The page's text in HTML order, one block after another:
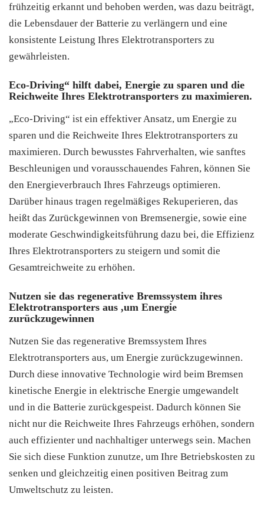
frühzeitig erkannt und behoben werden, was dazu beiträgt,
die Lebensdauer der Batterie zu verlängern und eine
konsistente Leistung Ihres Elektrotransporters zu
gewährleisten.
Eco-Driving“ hilft dabei, Energie zu sparen und die
Reichweite Ihres Elektrotransporters zu maximieren.
„Eco-Driving“ ist ein effektiver Ansatz, um Energie zu
sparen und die Reichweite Ihres Elektrotransporters zu
maximieren. Durch bewusstes Fahrverhalten, wie sanftes
Beschleunigen und vorausschauendes Fahren, können Sie
den Energieverbrauch Ihres Fahrzeugs optimieren.
Darüber hinaus tragen regelmäßiges Rekuperieren, das
heißt das Zurückgewinnen von Bremsenergie, sowie eine
moderate Geschwindigkeitsführung dazu bei, die Effizienz
Ihres Elektrotransporters zu steigern und somit die
Gesamtreichweite zu erhöhen.
Nutzen sie das regenerative Bremssystem ihres
Elektrotransporters aus ,um Energie
zurückzugewinnen
Nutzen Sie das regenerative Bremssystem Ihres
Elektrotransporters aus, um Energie zurückzugewinnen.
Durch diese innovative Technologie wird beim Bremsen
kinetische Energie in elektrische Energie umgewandelt
und in die Batterie zurückgespeist. Dadurch können Sie
nicht nur die Reichweite Ihres Fahrzeugs erhöhen, sondern
auch effizienter und nachhaltiger unterwegs sein. Machen
Sie sich diese Funktion zunutze, um Ihre Betriebskosten zu
senken und gleichzeitig einen positiven Beitrag zum
Umweltschutz zu leisten.